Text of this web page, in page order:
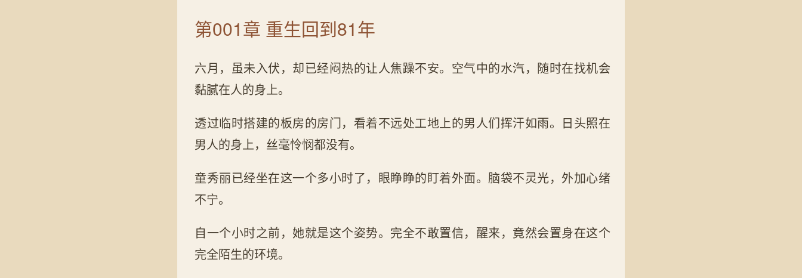
第001章 重生回到81年
六月，虽未入伏，却已经闷热的让人焦躁不安。空气中的水汽，随时在找机会
黏腻在人的身上。
透过临时搭建的板房的房门，看着不远处工地上的男人们挥汗如雨。日头照在
男人的身上，丝毫怜悯都没有。
童秀丽已经坐在这一个多小时了，眼睁睁的盯着外面。脑袋不灵光，外加心绪
不宁。
自一个小时之前，她就是这个姿势。完全不敢置信，醒来，竟然会置身在这个
完全陌生的环境。